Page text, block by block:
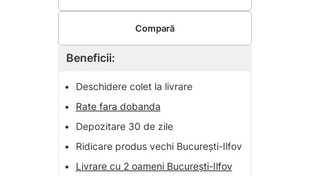
Beneficii:
•
Deschidere colet la livrare
•
Rate fara dobanda
•
Depozitare 30 de zile
•
Ridicare produs vechi București-Ilfov
•
Livrare cu 2 oameni București-Ilfov
Compară